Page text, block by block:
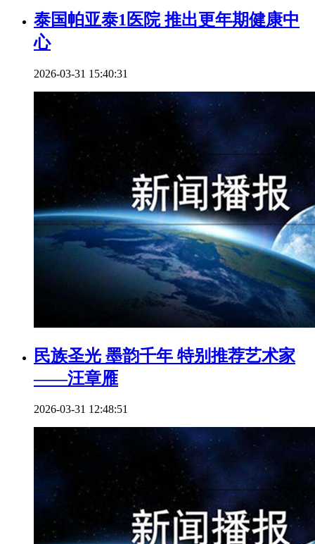
泰国帕亚泰1医院 推出更年期健康中
心
2026-03-31 15:40:31
民族圣光 墨韵千年 特别推荐艺术家
——汪章雁
2026-03-31 12:48:51